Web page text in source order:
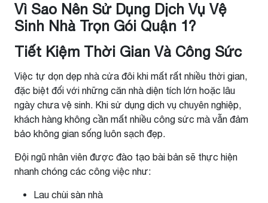
Vì Sao Nên Sử Dụng Dịch Vụ Vệ
Sinh Nhà Trọn Gói Quận 1?
Tiết Kiệm Thời Gian Và Công Sức
Việc tự dọn dẹp nhà cửa đôi khi mất rất nhiều thời gian,
đặc biệt đối với những căn nhà diện tích lớn hoặc lâu
ngày chưa vệ sinh. Khi sử dụng dịch vụ chuyên nghiệp,
khách hàng không cần mất nhiều công sức mà vẫn đảm
bảo không gian sống luôn sạch đẹp.
Đội ngũ nhân viên được đào tạo bài bản sẽ thực hiện
nhanh chóng các công việc như:
Lau chùi sàn nhà